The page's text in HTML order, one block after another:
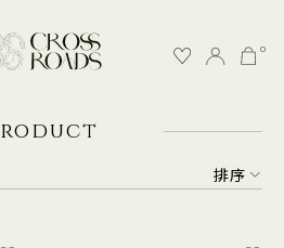
0
roduct
排序